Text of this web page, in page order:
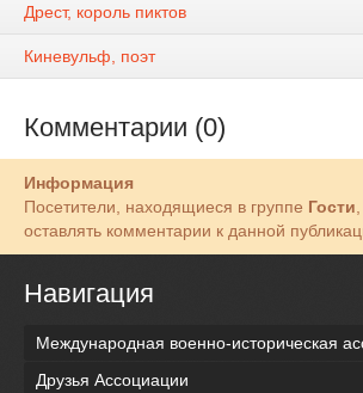
Дрест, король пиктов
Киневульф, поэт
Комментарии (0)
Информация
Посетители, находящиеся в группе Гости
оставлять комментарии к данной
Навигация
Международная военно-историческая
Друзья Ассоциации